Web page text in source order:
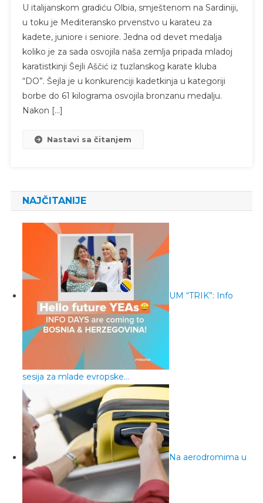
U italijanskom gradiću Olbia, smještenom na Sardiniji,
u toku je Mediteransko prvenstvo u karateu za
kadete, juniore i seniore. Jedna od devet medalja
koliko je za sada osvojila naša zemlja pripada mladoj
karatistkinji Šejli Aščić iz tuzlanskog karate kluba
“DO”. Šejla je u konkurenciji kadetkinja u kategoriji
borbe do 61 kilograma osvojila bronzanu medalju.
Nakon […]
Nastavi sa čitanjem
NAJČITANIJE
UM “TRIK”: Info
sesija za mlade evropske…
Na aerodromima u